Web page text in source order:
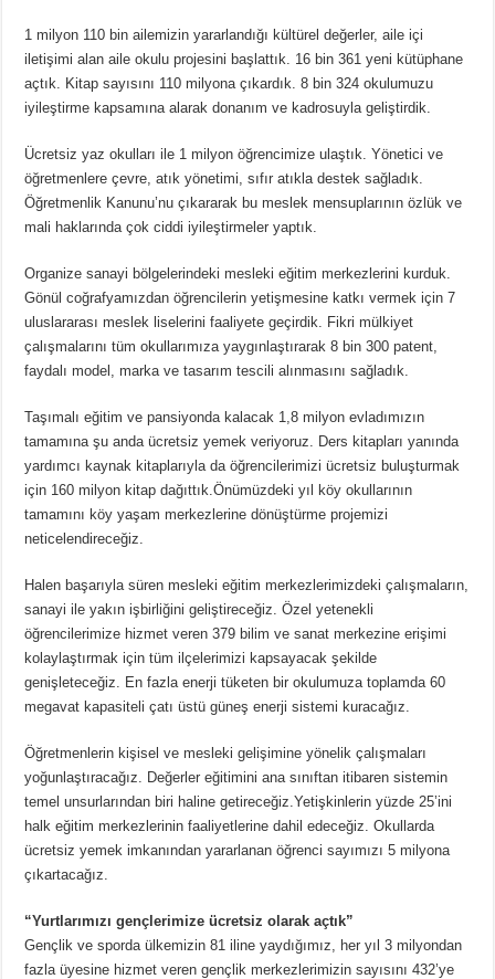
1 milyon 110 bin ailemizin yararlandığı kültürel değerler, aile içi
iletişimi alan aile okulu projesini başlattık. 16 bin 361 yeni kütüphane
açtık. Kitap sayısını 110 milyona çıkardık. 8 bin 324 okulumuzu
iyileştirme kapsamına alarak donanım ve kadrosuyla geliştirdik.
Ücretsiz yaz okulları ile 1 milyon öğrencimize ulaştık. Yönetici ve
öğretmenlere çevre, atık yönetimi, sıfır atıkla destek sağladık.
Öğretmenlik Kanunu’nu çıkararak bu meslek mensuplarının özlük ve
mali haklarında çok ciddi iyileştirmeler yaptık.
Organize sanayi bölgelerindeki mesleki eğitim merkezlerini kurduk.
Gönül coğrafyamızdan öğrencilerin yetişmesine katkı vermek için 7
uluslararası meslek liselerini faaliyete geçirdik. Fikri mülkiyet
çalışmalarını tüm okullarımıza yaygınlaştırarak 8 bin 300 patent,
faydalı model, marka ve tasarım tescili alınmasını sağladık.
Taşımalı eğitim ve pansiyonda kalacak 1,8 milyon evladımızın
tamamına şu anda ücretsiz yemek veriyoruz. Ders kitapları yanında
yardımcı kaynak kitaplarıyla da öğrencilerimizi ücretsiz buluşturmak
için 160 milyon kitap dağıttık.Önümüzdeki yıl köy okullarının
tamamını köy yaşam merkezlerine dönüştürme projemizi
neticelendireceğiz.
Halen başarıyla süren mesleki eğitim merkezlerimizdeki çalışmaların,
sanayi ile yakın işbirliğini geliştireceğiz. Özel yetenekli
öğrencilerimize hizmet veren 379 bilim ve sanat merkezine erişimi
kolaylaştırmak için tüm ilçelerimizi kapsayacak şekilde
genişleteceğiz. En fazla enerji tüketen bir okulumuza toplamda 60
megavat kapasiteli çatı üstü güneş enerji sistemi kuracağız.
Öğretmenlerin kişisel ve mesleki gelişimine yönelik çalışmaları
yoğunlaştıracağız. Değerler eğitimini ana sınıftan itibaren sistemin
temel unsurlarından biri haline getireceğiz.Yetişkinlerin yüzde 25’ini
halk eğitim merkezlerinin faaliyetlerine dahil edeceğiz. Okullarda
ücretsiz yemek imkanından yararlanan öğrenci sayımızı 5 milyona
çıkartacağız.
“Yurtlarımızı gençlerimize ücretsiz olarak açtık”
Gençlik ve sporda ülkemizin 81 iline yaydığımız, her yıl 3 milyondan
fazla üyesine hizmet veren gençlik merkezlerimizin sayısını 432’ye